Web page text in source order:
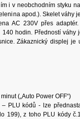
i v neobchodním styku
apod.). Skelet váhy
AC 230V přes adaptér.
hodin. Předností váhy
Zákaznický displej je
(„Auto Power OFF“)
PLU kódů - lze
199), z toho PLU kódy